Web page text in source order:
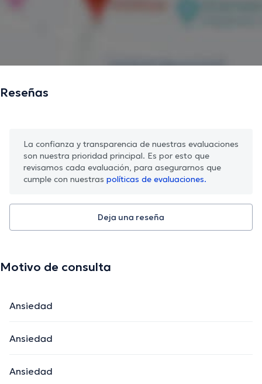
Reseñas
La confianza y transparencia de nuestras evaluaciones
son nuestra prioridad principal. Es por esto que
revisamos cada evaluación, para asegurarnos que
cumple con nuestras políticas de evaluaciones.
Deja una reseña
Motivo de consulta
Ansiedad
Ansiedad
Ansiedad